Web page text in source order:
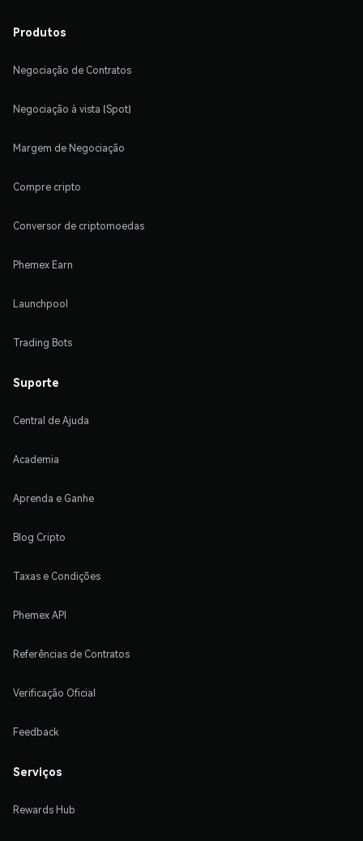
Produtos
Negociação de Contratos
Negociação à vista (Spot)
Margem de Negociação
Compre cripto
Conversor de criptomoedas
Phemex Earn
Launchpool
Trading Bots
Suporte
Central de Ajuda
Academia
Aprenda e Ganhe
Blog Cripto
Taxas e Condições
Phemex API
Referências de Contratos
Verificação Oficial
Feedback
Serviços
Rewards Hub